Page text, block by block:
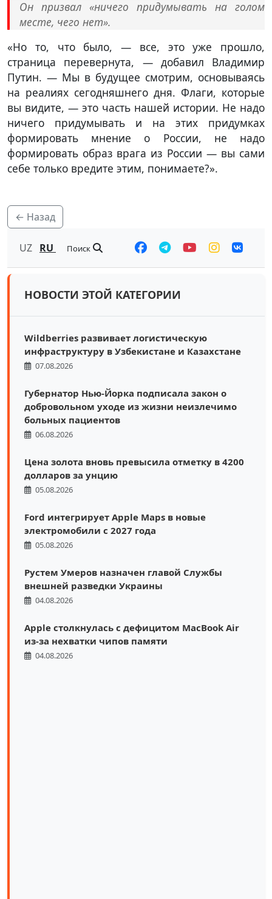
Он призвал «ничего придумывать на голом
месте, чего нет».
«Но то, что было, — все, это уже прошло,
страница перевернута, — добавил Владимир
Путин. — Мы в будущее смотрим, основываясь
на реалиях сегодняшнего дня. Флаги, которые
вы видите, — это часть нашей истории. Не надо
ничего придумывать и на этих придумках
формировать мнение о России, не надо
формировать образ врага из России — вы сами
себе только вредите этим, понимаете?».
← Назад
UZ RU Поиск
НОВОСТИ ЭТОЙ КАТЕГОРИИ
Wildberries развивает логистическую
инфраструктуру в Узбекистане и Казахстане
07.08.2026
Губернатор Нью-Йорка подписала закон о
добровольном уходе из жизни неизлечимо
больных пациентов
06.08.2026
Цена золота вновь превысила отметку в 4200
долларов за унцию
05.08.2026
Ford интегрирует Apple Maps в новые
электромобили с 2027 года
05.08.2026
Рустем Умеров назначен главой Службы
внешней разведки Украины
04.08.2026
Apple столкнулась с дефицитом MacBook Air
из-за нехватки чипов памяти
04.08.2026